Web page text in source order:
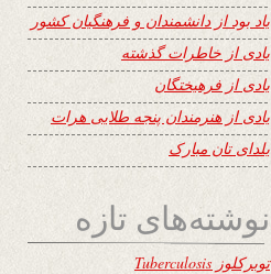
یاد بود از دانشمندان و فرهنگیان کشور
یادی از خاطرات گذشته
یادی از فرهیختگان
یادی از هنرمندان پنجه طلایی هرات
یلدای تان مبارک
نوشته‌های تازه
توبرکلوز Tuberculosis